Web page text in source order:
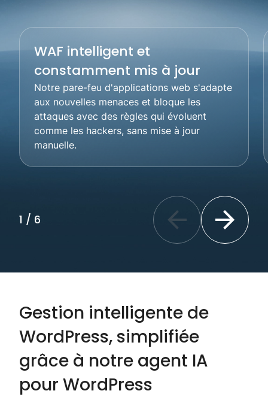
WAF intelligent et
constamment mis à jour
Notre pare-feu d'applications web s'adapte
aux nouvelles menaces et bloque les
attaques avec des règles qui évoluent
comme les hackers, sans mise à jour
manuelle.
1 / 6 Previous slide Next slide
Gestion intelligente de
WordPress, simplifiée
grâce à notre agent IA
pour WordPress